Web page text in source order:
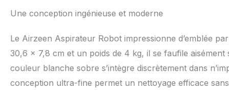
itinéraires de
couverture de
Après la
ajuster la
Une conception ingénieuse et moderne
Le Airzeen Aspirateur Robot impressionne d’emblée
30,6 x 7,8 cm et un poids de 4 kg, il se faufile aisément
couleur blanche sobre s’intègre discrètement dans
conception ultra-fine permet un nettoyage efficace